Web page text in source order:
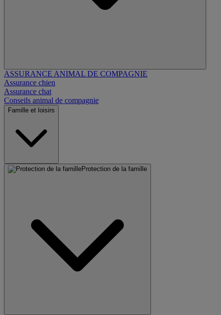
ASSURANCE ANIMAL DE COMPAGNIE
Assurance chien
Assurance chat
Conseils animal de compagnie
Famille et loisirs
Protection de la famille